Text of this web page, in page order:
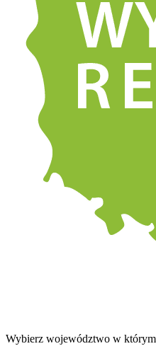
Wybierz województwo w którym